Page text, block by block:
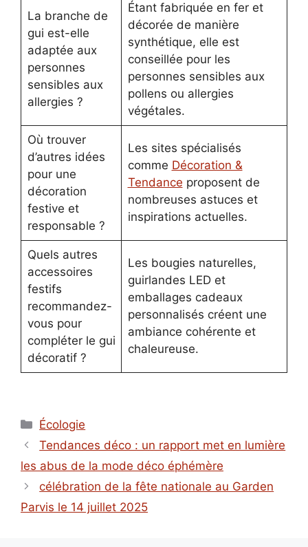
La branche de
gui est-elle
adaptée aux
personnes
sensibles aux
allergies ?
Étant fabriquée en fer et
décorée de manière
synthétique, elle est
conseillée pour les
personnes sensibles aux
pollens ou allergies
végétales.
Où trouver
d’autres idées
pour une
décoration
festive et
responsable ?
Les sites spécialisés
comme Décoration &
Tendance proposent de
nombreuses astuces et
inspirations actuelles.
Quels autres
accessoires
festifs
recommandez-
vous pour
compléter le gui
décoratif ?
Les bougies naturelles,
guirlandes LED et
emballages cadeaux
personnalisés créent une
ambiance cohérente et
chaleureuse.
Catégories
Écologie
Tendances déco : un rapport met en lumière
les abus de la mode déco éphémère
célébration de la fête nationale au Garden
Parvis le 14 juillet 2025